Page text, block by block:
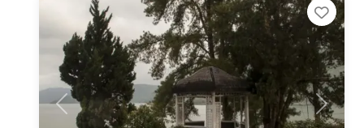
Previous Next